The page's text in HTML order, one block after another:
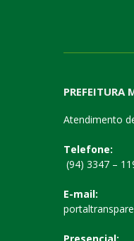
PREFEITURA
Atendimento
Telefone:
(94) 3347 –
E-mail: